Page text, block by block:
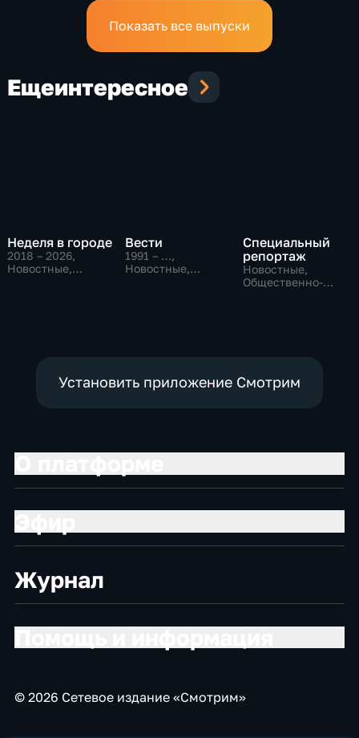
Показать все выпуски
Ещеинтересное
Неделя в городе
2018 – 2026,
Новостные,
Вести
1991 – …,
Новостные,
Специальный
репортаж
Новостные,
Общественно-
Установить приложение Смотрим
Журнал
© 2026 Сетевое издание «Смотрим»